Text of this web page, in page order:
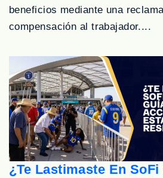
beneficios mediante una
compensación al trabajador....
¿Te Lastimaste En